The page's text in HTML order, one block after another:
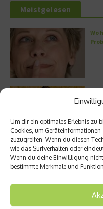
Um dir ein optimales Erlebnis zu
Cookies, um
zuzugreifen. Wenn du diesen
wie das Surfverhalten oder
Wenn du deine Einwillligung
bestimmte Merkmale und
Meistgelesen
Wo
Die
und